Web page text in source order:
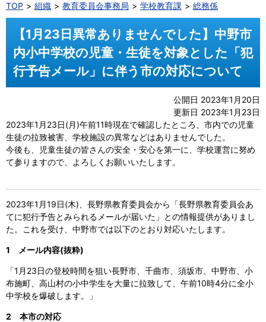
TOP
組織 教育委員会事務局 学校教育課 総務係
【1月23日異常ありませんでした】中野市
内小中学校の児童・生徒を対象とした「犯
行予告メール」に伴う市の対応について
公開日 2023年1月20日
更新日 2023年1月23日
2023年1月23日(月)午前11時現在で確認したところ、市内での児童
生徒の拉致被害、学校施設の異常などはありませんでした。
今後も、児童生徒の皆さんの安全・安心を第一に、学校運営に努め
て参りますので、よろしくお願いいたします。
2023年1月19日(木)、長野県教育委員会から「長野県教育委員会あ
てに犯行予告とみられるメールが届いた」との情報提供がありまし
た。これを受け、中野市では以下のとおり対応いたします。
1 メール内容(抜粋)
「1月23日の登校時間を狙い長野市、千曲市、須坂市、中野市、小
布施町、高山村の小中学生を大量に拉致して、午前10時4分に全小
中学校を爆破します。」
2 本市の対応